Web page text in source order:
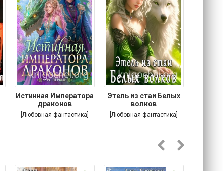
Истинная Императора
драконов
[Любовная фантастика]
Этель из стаи Белых
волков
[Любовная фантастика]